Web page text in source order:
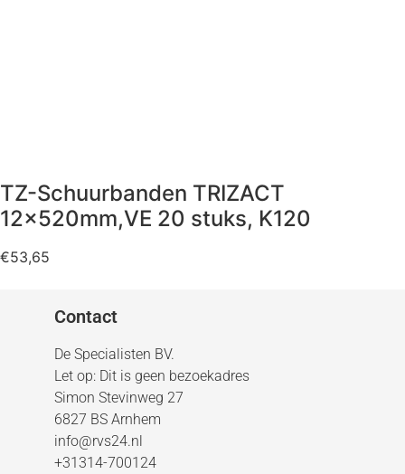
TZ-Schuurbanden TRIZACT
12x520mm,VE 20 stuks, K120
€53,65
Contact
De Specialisten BV.
Let op: Dit is geen bezoekadres
Simon Stevinweg 27
6827 BS Arnhem
info@rvs24.nl
+31314-700124